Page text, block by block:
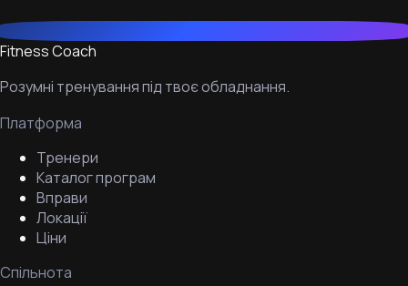
Fitness Coach
Розумні тренування під твоє обладнання.
Платформа
Тренери
Каталог програм
Вправи
Локації
Ціни
Спільнота